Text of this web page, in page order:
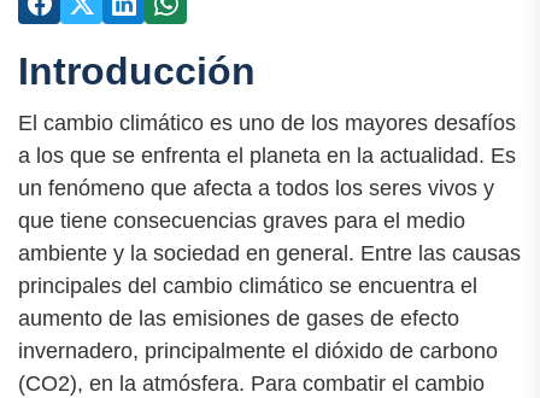
Introducción
El cambio climático es uno de los mayores desafíos
a los que se enfrenta el planeta en la actualidad. Es
un fenómeno que afecta a todos los seres vivos y
que tiene consecuencias graves para el medio
ambiente y la sociedad en general. Entre las causas
principales del cambio climático se encuentra el
aumento de las emisiones de gases de efecto
invernadero, principalmente el dióxido de carbono
(CO2), en la atmósfera. Para combatir el cambio